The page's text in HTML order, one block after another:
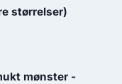
størrelser)
mønster -